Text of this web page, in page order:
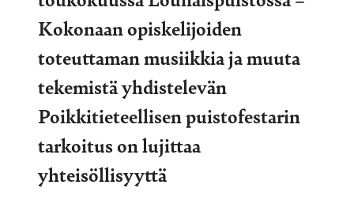
Kokonaan opiskelijoiden
toteuttaman musiikkia ja muuta
tekemistä yhdistelevän
Poikkitieteellisen puistofestarin
tarkoitus on lujittaa
yhteisöllisyyttä